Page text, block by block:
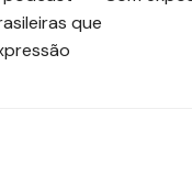
que